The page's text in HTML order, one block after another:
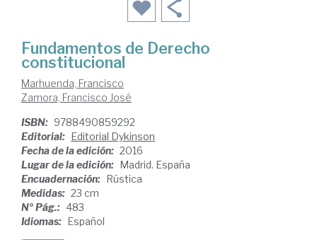
Fundamentos de Derecho
constitucional
Marhuenda, Francisco
Zamora, Francisco José
ISBN: 9788490859292
Editorial: Editorial Dykinson
Fecha de la edición: 2016
Lugar de la edición: Madrid. España
Encuadernación: Rústica
Medidas: 23 cm
Nº Pág.: 483
Idiomas: Español